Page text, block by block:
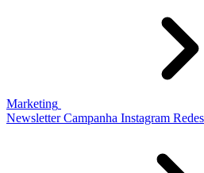
Marketing
Newsletter Campanha Instagram